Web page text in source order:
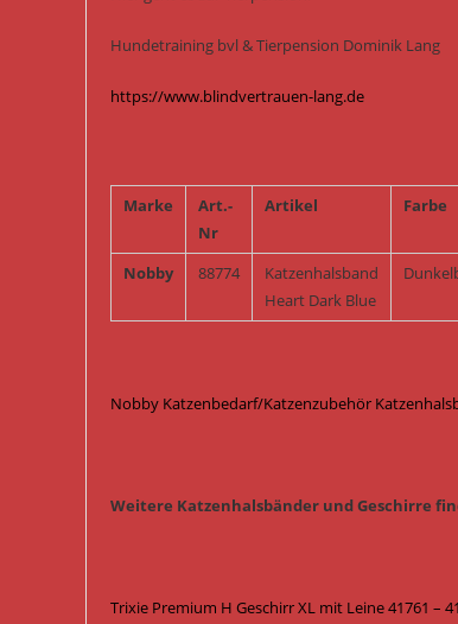
Hundetraining bvl & Tierpension Dominik Lang
https://www.blindvertrauen-lang.de
Marke
Art.-
Nr
Artikel Farbe
Nobby 88774
Katzenhalsband
Heart Dark Blue
Nobby Katzenbedarf/Katzenzubehör
Weitere Katzenhalsbänder und Geschirre
Trixie Premium H Geschirr XL mit Leine 41761 –